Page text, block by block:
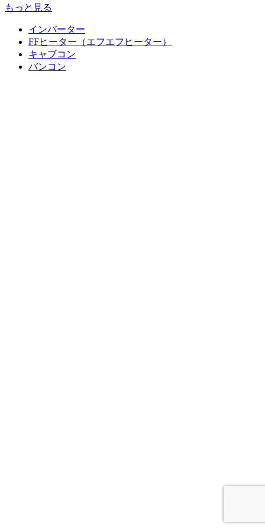
もっと見る
インバーター
FFヒーター（エフエフヒーター）
キャブコン
バンコン